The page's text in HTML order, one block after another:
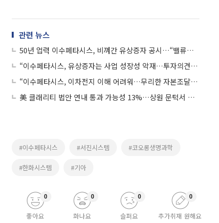
관련 뉴스
50년 업력 이수페타시스, 비껴간 유상증자 공시…“밸류업 기업인데”
“이수페타시스, 유상증자는 사업 성장성 악재…투자의견·목표주가 동시 하향”
“이수페타시스, 이차전지 이해 어려워…무리한 자본조달로 멀티플 하락 불가피”
美 클래리티 법안 연내 통과 가능성 13%…상원 문턱서 제동
#이수페타시스 #서진시스템 #코오롱생명과학
#한화시스템 #기아
좋아요
0
화나요
0
슬퍼요
0
추가취재 원해요
0